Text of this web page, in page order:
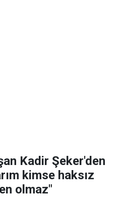
Kadir Şeker'den
kimse haksız
olmaz"